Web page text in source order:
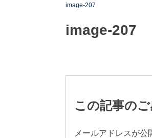
image-207
image-207
稿この記事の
メールアドレスが公